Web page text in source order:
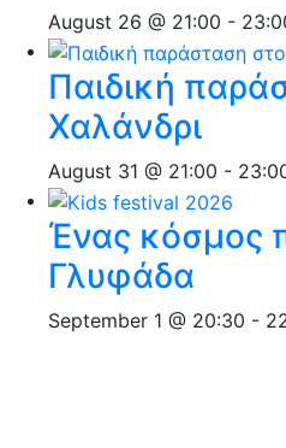
August 26 @ 21:00 -
Παιδική
Χαλάνδρι
August 31 @ 21:00 -
Ένας κόσμος
Γλυφάδα
September 1 @ 20:30 -